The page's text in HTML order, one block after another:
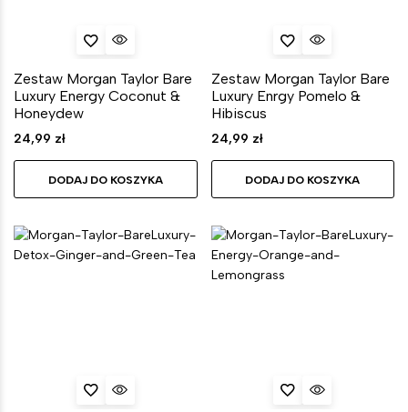
Zestaw Morgan Taylor Bare
Luxury Energy Coconut &
Honeydew
24,99 zł
DODAJ DO KOSZYKA
Zestaw Morgan Taylor Bare
Luxury Enrgy Pomelo &
Hibiscus
24,99 zł
DODAJ DO KOSZYKA